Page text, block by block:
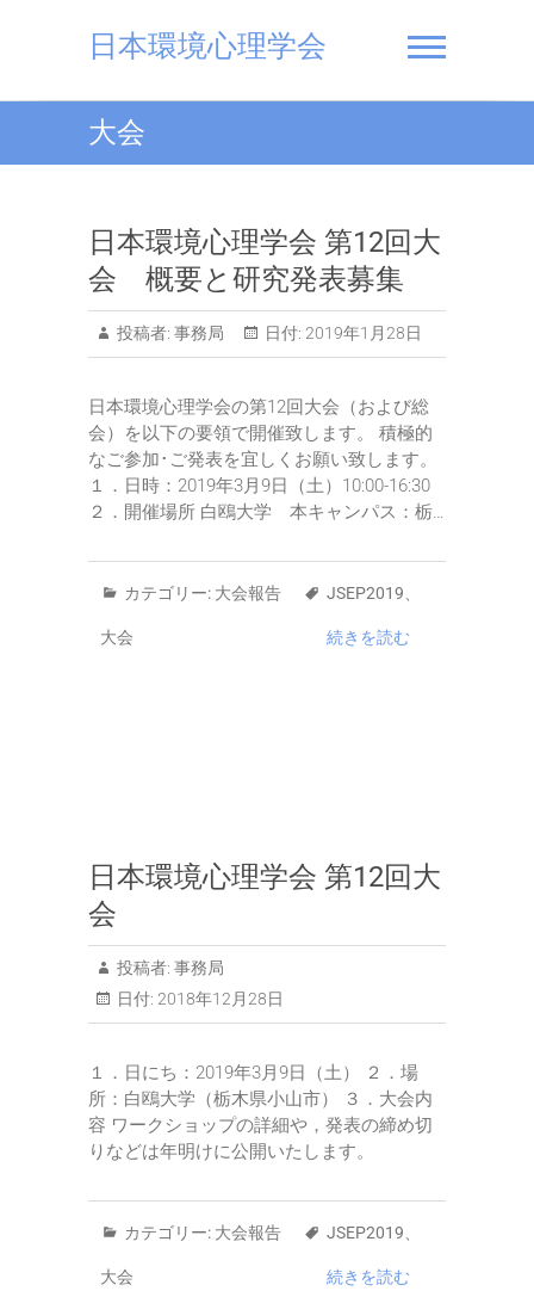
日本環境心理学会
大会
日本環境心理学会 第12回大
会 概要と研究発表募集
投稿者: 事務局 日付: 2019年1月28日
日本環境心理学会の第12回大会（および総
会）を以下の要領で開催致します。 積極的
なご参加･ご発表を宜しくお願い致します。
１．日時：2019年3月9日（土）10:00-16:30
２．開催場所 白鴎大学 本キャンパス：栃…
カテゴリー: 大会報告 JSEP2019
大会 続きを読む
日本環境心理学会 第12回大
会
投稿者: 事務局
日付: 2018年12月28日
１．日にち：2019年3月9日（土） ２．場
所：白鴎大学（栃木県小山市） ３．大会内
容 ワークショップの詳細や，発表の締め切
りなどは年明けに公開いたします。
カテゴリー: 大会報告 JSEP2019
大会 続きを読む